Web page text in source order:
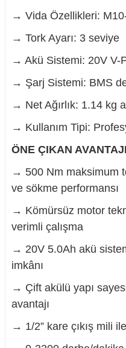
→ Vida Özellikleri:
→ Tork Ayarı: 3 seviye
→ Akü Sistemi: 20V V-
→ Şarj Sistemi: BMS
→ Net Ağırlık: 1.14 kg
→ Kullanım Tipi:
ÖNE ÇIKAN
→ 500 Nm maksimum
ve sökme performansı
→ Kömürsüz motor
verimli çalışma
→ 20V 5.0Ah akü
imkânı
→ Çift akülü yapı
avantajı
→ 1/2” kare çıkış mili